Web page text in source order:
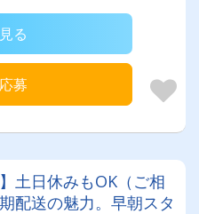
る
募
土日休みもOK（ご相
配送の魅力。早朝スタ